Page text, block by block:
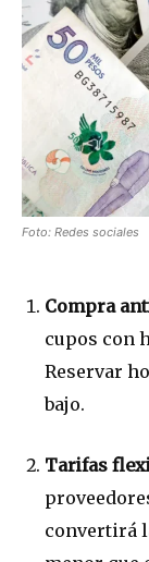
Foto: Redes sociales
Compra
cupos con
Reservar
bajo.
Tarifas
convertirá